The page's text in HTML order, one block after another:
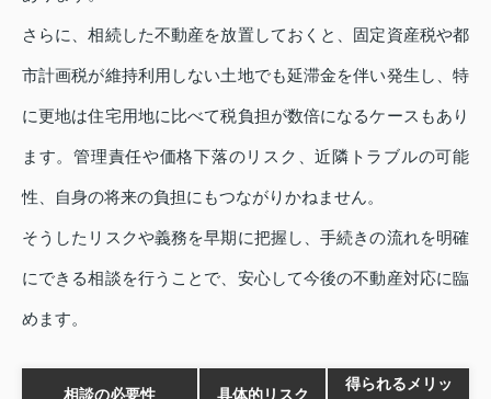
さらに、相続した不動産を放置しておくと、固定資産税や都
市計画税が維持利用しない土地でも延滞金を伴い発生し、特
に更地は住宅用地に比べて税負担が数倍になるケースもあり
ます。管理責任や価格下落のリスク、近隣トラブルの可能
性、自身の将来の負担にもつながりかねません。
そうしたリスクや義務を早期に把握し、手続きの流れを明確
にできる相談を行うことで、安心して今後の不動産対応に臨
めます。
相談の必要性 具体的リスク
得られるメリッ